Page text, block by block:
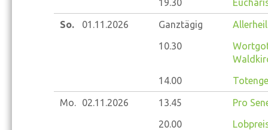
19.30
So. 01.11.2026 Ganztägig
10.30
14.00
Mo. 02.11.2026 13.45
Pro
20.00